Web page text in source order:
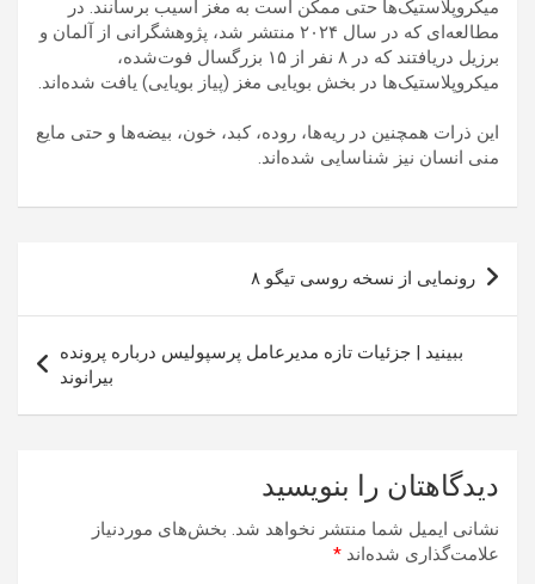
میکروپلاستیک‌ها حتی ممکن است به مغز آسیب برسانند. در
مطالعه‌ای که در سال ۲۰۲۴ منتشر شد، پژوهشگرانی از آلمان و
برزیل دریافتند که در ۸ نفر از ۱۵ بزرگسال فوت‌شده،
میکروپلاستیک‌ها در بخش بویایی مغز (پیاز بویایی) یافت شده‌اند.
این ذرات همچنین در ریه‌ها، روده، کبد، خون، بیضه‌ها و حتی مایع
منی انسان نیز شناسایی شده‌اند.
راهبری
نوشته
رونمایی از نسخه روسی تیگو ۸
ببینید | جزئیات تازه مدیرعامل پرسپولیس درباره پرونده
بیرانوند
دیدگاهتان را بنویسید
نشانی ایمیل شما منتشر نخواهد شد. بخش‌های موردنیاز
علامت‌گذاری شده‌اند *